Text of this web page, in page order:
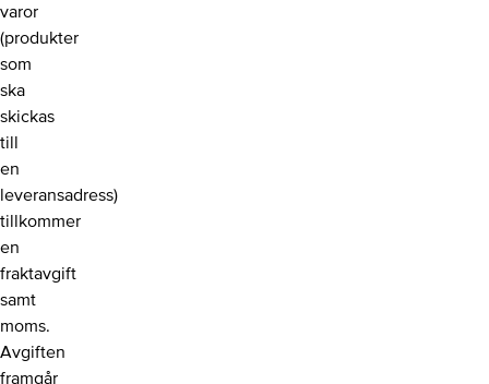
varor
(produkter
som
ska
skickas
till
en
leveransadress)
tillkommer
en
fraktavgift
samt
moms.
Avgiften
framgår